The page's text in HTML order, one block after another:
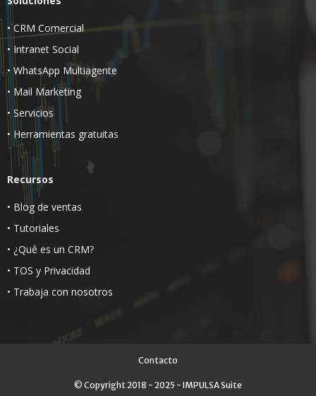
•CRM Comercial
• Intranet Social
• WhatsApp Multiagente
• Mail Marketing
• Servicios
• Herramientas gratuitas
Recursos
• Blog de ventas
• Tutoriales
• ¿Qué es un CRM?
• TOS y Privacidad
• Trabaja con nosotros
Contacto
© Copyright 2018 - 2025 - IMPULSA Suite